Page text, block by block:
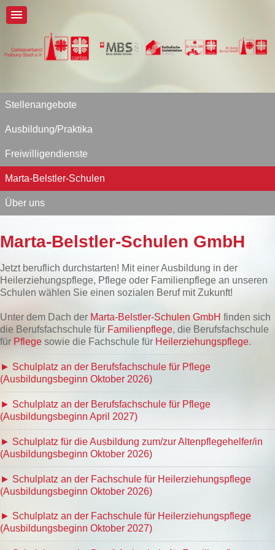
Stellenangebote
Ausbildung/Praktika
Freiwilligendienste
Marta-Belstler-Schulen
Über uns
Marta-Belstler-Schulen GmbH
Jetzt beruflich durchstarten! Mit einer Ausbildung in der
Heilerziehungspflege, Pflege oder Familienpflege an unseren
Schulen wählen Sie einen sozialen Beruf mit Zukunft!
Unter dem Dach der Marta-Belstler-Schulen GmbH finden sich
die Berufsfachschule für Familienpflege, die Berufsfachschule
für Pflege sowie die Fachschule für Heilerziehungspflege.
► Schulplatz an der Berufsfachschule für Pflege
(Ausbildungsbeginn Oktober 2026)
► Schulplatz an der Berufsfachschule für Pflege
(Ausbildungsbeginn April 2027)
► Schulplatz für die Ausbildung zum/zur Altenpflegehelfer/in
(Ausbildungsbeginn Oktober 2026)
► Schulplatz an der Fachschule für Heilerziehungspflege
(Ausbildungsbeginn Oktober 2026)
► Schulplatz an der Fachschule für Heilerziehungspflege
(Ausbildungsbeginn Oktober 2027)